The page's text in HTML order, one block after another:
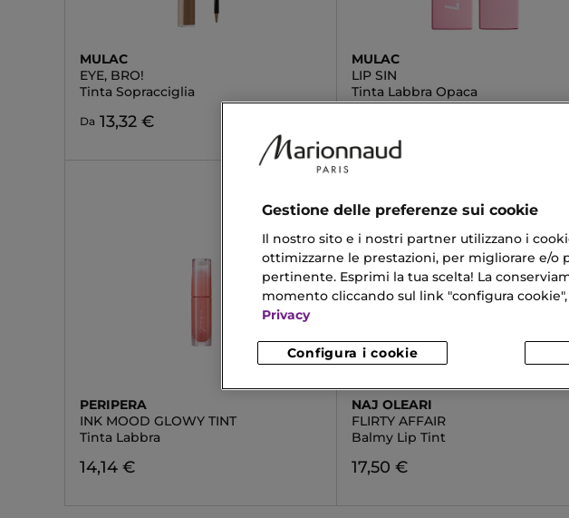
MULAC
EYE, BRO!
Tinta Sopracciglia
Da 13,32 €
MULAC
LIP SIN
Tinta Labbra Opaca
PERIPERA
INK MOOD GLOWY TINT
Tinta Labbra
14,14 €
NAJ OLEARI
FLIRTY AFFAIR
Balmy Lip Tint
17,50 €
Gestione delle preferenze sui cookie
Il nostro sito e i nostri partner utilizzano i
ottimizzarne le prestazioni, per migliorare e/o
pertinente. Esprimi la tua scelta! La
momento cliccando sul link "configura
Privacy
Configura i cookie